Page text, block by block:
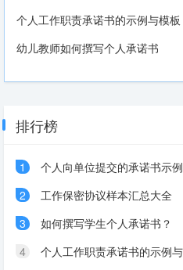
个人工作职责承诺书的示例与模板
幼儿教师如何撰写个人承诺书
排行榜
1
个人向单位提交的承诺书示
2
工作保密协议样本汇总大全
3
如何撰写学生个人承诺书？
4
个人工作职责承诺书的示例